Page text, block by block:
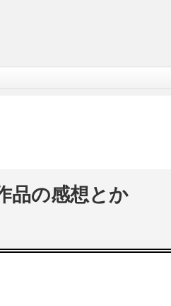
品の感想とか